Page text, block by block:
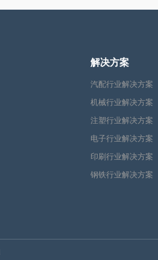
解决方案
汽配行业解决方案
机械行业解决方案
注塑行业解决方案
电子行业解决方案
印刷行业解决方案
钢铁行业解决方案